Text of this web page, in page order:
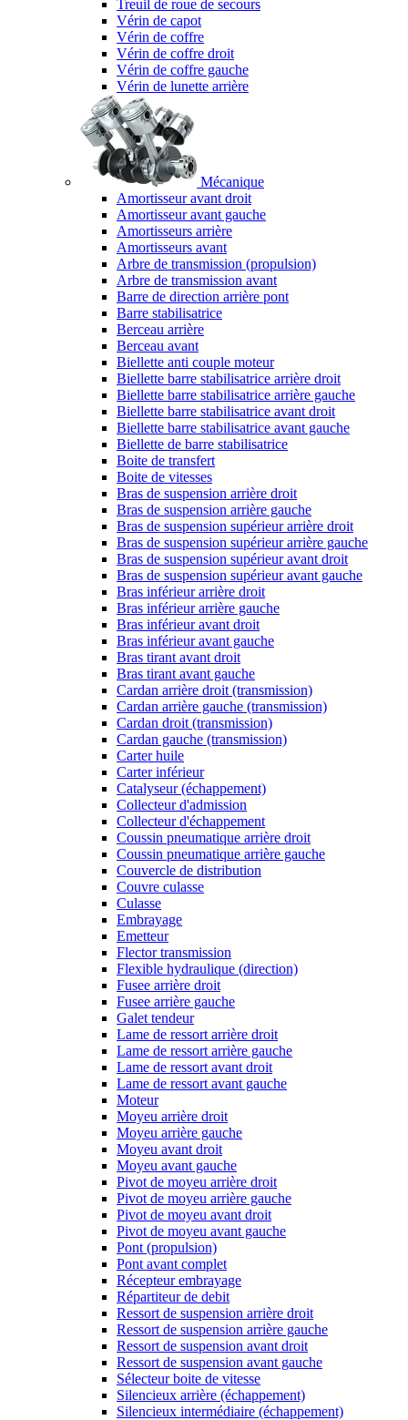
Treuil de roue de secours
Vérin de capot
Vérin de coffre
Vérin de coffre droit
Vérin de coffre gauche
Vérin de lunette arrière
Mécanique
Amortisseur avant droit
Amortisseur avant gauche
Amortisseurs arrière
Amortisseurs avant
Arbre de transmission (propulsion)
Arbre de transmission avant
Barre de direction arrière pont
Barre stabilisatrice
Berceau arrière
Berceau avant
Biellette anti couple moteur
Biellette barre stabilisatrice arrière droit
Biellette barre stabilisatrice arrière gauche
Biellette barre stabilisatrice avant droit
Biellette barre stabilisatrice avant gauche
Biellette de barre stabilisatrice
Boite de transfert
Boite de vitesses
Bras de suspension arrière droit
Bras de suspension arrière gauche
Bras de suspension supérieur arrière droit
Bras de suspension supérieur arrière gauche
Bras de suspension supérieur avant droit
Bras de suspension supérieur avant gauche
Bras inférieur arrière droit
Bras inférieur arrière gauche
Bras inférieur avant droit
Bras inférieur avant gauche
Bras tirant avant droit
Bras tirant avant gauche
Cardan arrière droit (transmission)
Cardan arrière gauche (transmission)
Cardan droit (transmission)
Cardan gauche (transmission)
Carter huile
Carter inférieur
Catalyseur (échappement)
Collecteur d'admission
Collecteur d'échappement
Coussin pneumatique arrière droit
Coussin pneumatique arrière gauche
Couvercle de distribution
Couvre culasse
Culasse
Embrayage
Emetteur
Flector transmission
Flexible hydraulique (direction)
Fusee arrière droit
Fusee arrière gauche
Galet tendeur
Lame de ressort arrière droit
Lame de ressort arrière gauche
Lame de ressort avant droit
Lame de ressort avant gauche
Moteur
Moyeu arrière droit
Moyeu arrière gauche
Moyeu avant droit
Moyeu avant gauche
Pivot de moyeu arrière droit
Pivot de moyeu arrière gauche
Pivot de moyeu avant droit
Pivot de moyeu avant gauche
Pont (propulsion)
Pont avant complet
Récepteur embrayage
Répartiteur de debit
Ressort de suspension arrière droit
Ressort de suspension arrière gauche
Ressort de suspension avant droit
Ressort de suspension avant gauche
Sélecteur boite de vitesse
Silencieux arrière (échappement)
Silencieux intermédiaire (échappement)